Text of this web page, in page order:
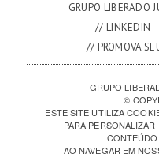
GRUPO LIBERADO
// LINKEDIN
// PROMOVA
GRUPO
©
ESTE SITE UTILIZA
PARA
AO NAVEGAR EM